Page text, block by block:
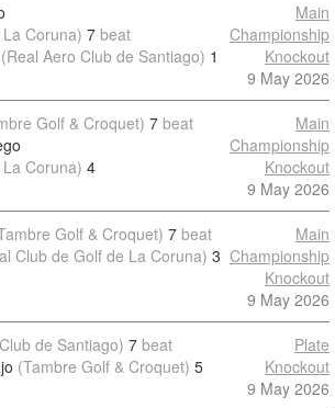
Coruna) 7 beat
(Real Aero Club de Santiago) 1
Main
Championship
Knockout
9 May 2026
Golf & Croquet) 7 beat
Coruna) 4
Main
Championship
Knockout
9 May 2026
Golf & Croquet) 7 beat
Club de Golf de La Coruna) 3
Main
Championship
Knockout
9 May 2026
de Santiago) 7 beat
(Tambre Golf & Croquet) 5
Plate
Knockout
9 May 2026